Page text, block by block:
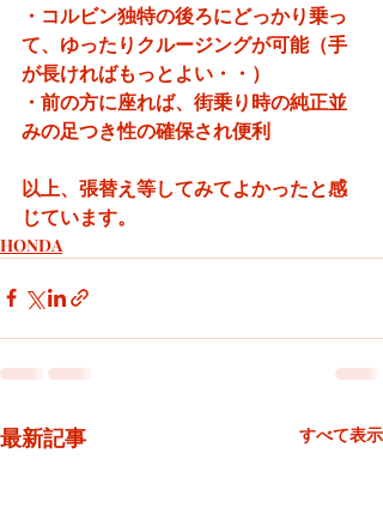
・コルビン独特の後ろにどっかり乗っ
て、ゆったりクルージングが可能（手
が長ければもっとよい・・）
・前の方に座れば、街乗り時の純正並
みの足つき性の確保され便利
以上、張替え等してみてよかったと感
じています。
HONDA
最新記事 すべて表示